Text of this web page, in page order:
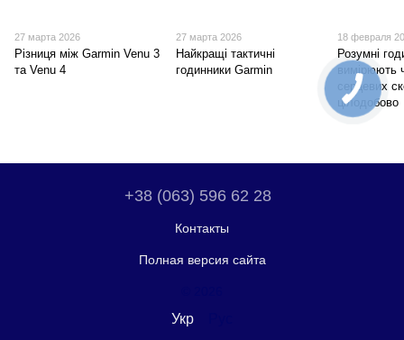
27 марта 2026
Різниця між Garmin Venu 3
та Venu 4
27 марта 2026
Найкращі тактичні
годинники Garmin
18 февраля
Розумні
вимірюють
серцевих
цілодобово
+38 (063) 596 62 28
Контакты
Полная версия сайта
Укр